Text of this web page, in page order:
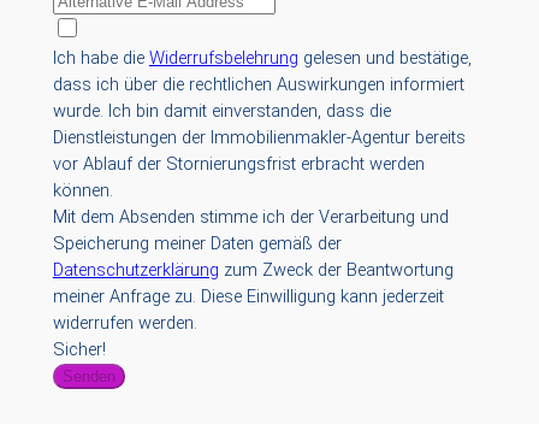
Ich habe die Widerrufsbelehrung gelesen und bestätige,
dass ich über die rechtlichen Auswirkungen informiert
wurde. Ich bin damit einverstanden, dass die
Dienstleistungen der Immobilienmakler-Agentur bereits
vor Ablauf der Stornierungsfrist erbracht werden
können.
Mit dem Absenden stimme ich der Verarbeitung und
Speicherung meiner Daten gemäß der
Datenschutzerklärung zum Zweck der Beantwortung
meiner Anfrage zu. Diese Einwilligung kann jederzeit
widerrufen werden.
Sicher!
Senden